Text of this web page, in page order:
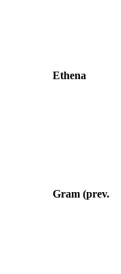
Ethena
Gram (prev.